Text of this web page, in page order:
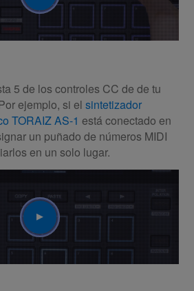
5 de los controles CC de de tu
ejemplo, si el sintetizador
TORAIZ AS-1 está conectado en
un puñado de números MIDI
en un solo lugar.
Play